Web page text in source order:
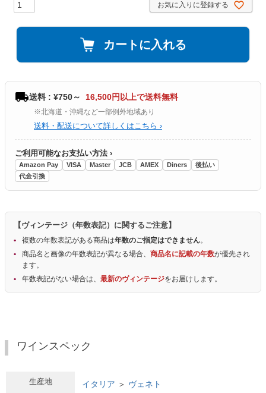
お気に入りに登録する
カートに入れる
送料 : ¥750～ 16,500円以上で送料無料
※北海道・沖縄など一部例外地域あり
送料・配送について詳しくはこちら ›
ご利用可能なお支払い方法 ›
Amazon Pay VISA Master JCB AMEX Diners
後払い
代金引換
【ヴィンテージ（年数表記）に関するご注意】
複数の年数表記がある商品は年数のご指定はできません。
商品名と画像の年数表記が異なる場合、 商品名に記載の年数が優先され
ます。
年数表記がない場合は、 最新のヴィンテージをお届けします。
ワインスペック
生産地 イタリア ＞ ヴェネト